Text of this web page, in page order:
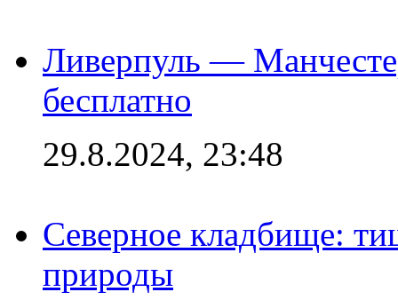
Ливерпуль —
бесплатно
29.8.2024, 23:48
Северное кладбище:
природы